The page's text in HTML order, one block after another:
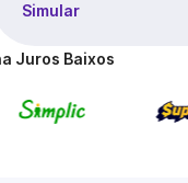
Simular
Juros Baixos